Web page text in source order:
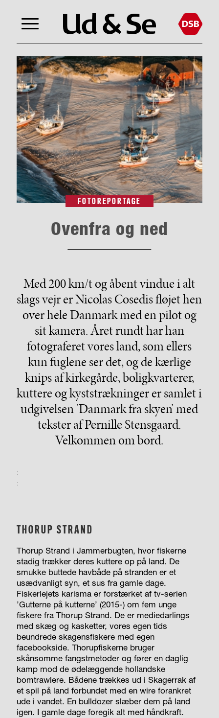
FOTOREPORTAGE
Ovenfra og ned
Med 200 km/t og åbent vindue i alt
slags vejr er Nicolas Cosedis fløjet hen
over hele Danmark med en pilot og
sit kamera. Året rundt har han
fotograferet vores land, som ellers
kun fuglene ser det, og de kærlige
knips af kirkegårde, boligkvarterer,
kuttere og kyststrækninger er samlet i
udgivelsen ’Danmark fra skyen’ med
tekster af Pernille Stensgaard.
Velkommen om bord.
:
:
THORUP STRAND
Thorup Strand i Jammerbugten, hvor fiskerne
stadig trækker deres kuttere op på land. De
smukke buttede havbåde på stranden er et
usædvanligt syn, et sus fra gamle dage.
Fiskerlejets karisma er forstærket af tv-serien
’Gutterne på kutterne’ (2015-) om fem unge
fiskere fra Thorup Strand. De er mediedarlings
med skæg og kasketter, vores egen tids
beundrede skagensfiskere med egen
facebookside. Thorupfiskerne bruger
skånsomme fangstmetoder og fører en daglig
kamp mod de ødelæggende hollandske
bomtrawlere. Bådene trækkes ud i Skagerrak af
et spil på land forbundet med en wire forankret
ude i vandet. En bulldozer slæber dem på land
igen. I gamle dage foregik alt med håndkraft.